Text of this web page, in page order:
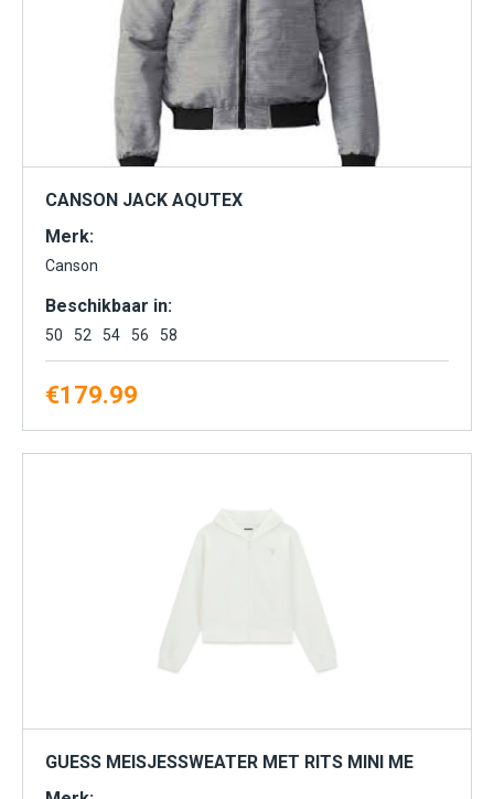
CANSON JACK AQUTEX
Merk:
Canson
Beschikbaar in:
50 52 54 56 58
€179.99
GUESS MEISJESSWEATER MET RITS MINI ME